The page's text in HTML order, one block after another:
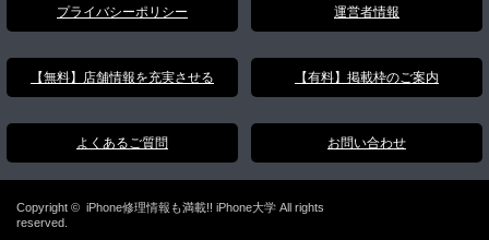
プライバシーポリシー 運営者情報
【無料】店舗情報を充実させる 【有料】掲載枠のご案内
よくあるご質問 お問い合わせ
Copyright © iPhone修理情報も満載!! iPhone大学 All rights
reserved.